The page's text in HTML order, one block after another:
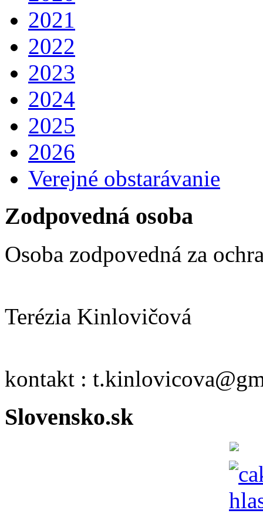
2021
2022
2023
2024
2025
2026
Verejné obstarávanie
Zodpovedná osoba
Osoba zodpovedná za
Terézia Kinlovičová
kontakt :
Slovensko.sk